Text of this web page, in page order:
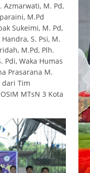
Azmarwati, M. Pd,
M.Pd
Sukeimi, M. Pd,
S. Psi, M.
M.Pd, Plh.
Pdi, Waka Humas
Prasarana M.
dari Tim
MTsN 3 Kota